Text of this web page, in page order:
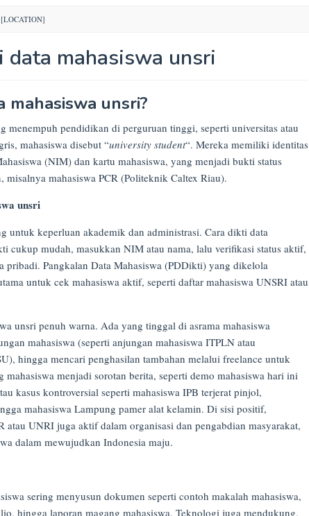
data mahasiswa unsri
unsri?
menempuh pendidikan di perguruan tinggi, seperti universitas atau
mahasiswa disebut “university student“. Mereka memiliki identitas
(NIM) dan kartu mahasiswa, yang menjadi bukti status
mahasiswa PCR (Politeknik Caltex Riau).
unsri
untuk keperluan akademik dan administrasi. Cara dikti data
cukup mudah, masukkan NIM atau nama, lalu verifikasi status aktif,
pribadi. Pangkalan Data Mahasiswa (PDDikti) yang dikelola
untuk cek mahasiswa aktif, seperti daftar mahasiswa UNSRI atau
unsri penuh warna. Ada yang tinggal di asrama mahasiswa
mahasiswa (seperti anjungan mahasiswa ITPLN atau
hingga mencari penghasilan tambahan melalui freelance untuk
mahasiswa menjadi sorotan berita, seperti demo mahasiswa hari ini
kasus kontroversial seperti mahasiswa IPB terjerat pinjol,
mahasiswa Lampung pamer alat kelamin. Di sisi positif,
atau UNRI juga aktif dalam organisasi dan pengabdian masyarakat,
dalam mewujudkan Indonesia maju.
sering menyusun dokumen seperti contoh makalah mahasiswa,
hingga laporan magang mahasiswa. Teknologi juga mendukung,